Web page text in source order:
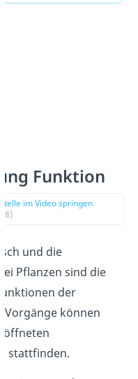
Funktion
Stelle im Video springen
und die
Pflanzen sind die
der
Vorgänge können
stattfinden.